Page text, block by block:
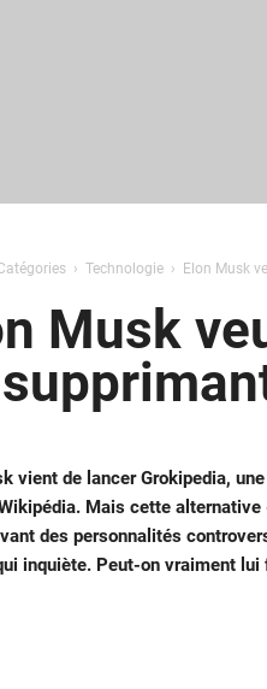
Technologie Elon Musk
Musk
vient de lancer Grokipedia,
Mais cette alternative
des personnalités
inquiète. Peut-on vraiment lui